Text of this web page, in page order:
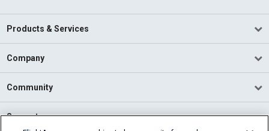
Products & Services
Company
Community
Support